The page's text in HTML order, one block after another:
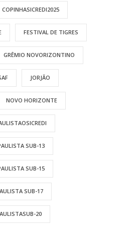
COPINHASICREDI2025
FESTIVAL DE TIGRES
GRÊMIO NOVORIZONTINO
JORJÃO
NOVO HORIZONTE
SUB-13
SUB-15
SUB-17
20